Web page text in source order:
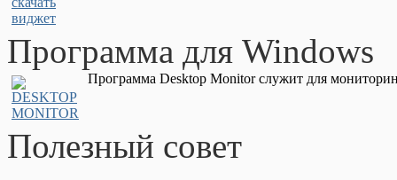
Программа для Windows
Программа Desktop Monitor служит для
Полезный совет